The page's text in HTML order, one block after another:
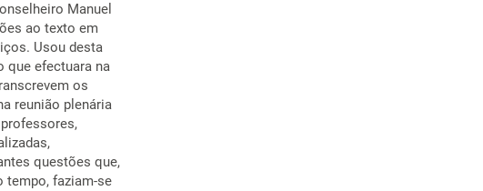
Manuel
ao texto em
Usou desta
que efectuara na
os
reunião plenária
questões que,
tempo, faziam-se